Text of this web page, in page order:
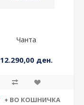
Чанта
12.290,00 ден.
+ ВО КОШНИЧКА